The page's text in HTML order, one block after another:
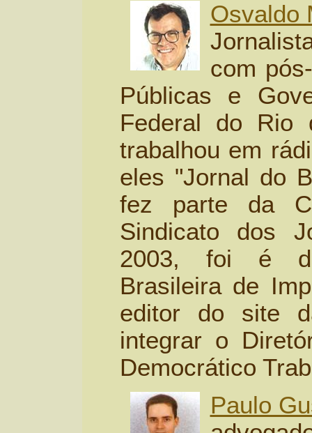
Osvaldo
com
Públicas e
Federal do Rio
trabalhou em
eles "Jornal do
fez parte da
Sindicato dos
2003, foi é
Brasileira de
editor do site
integrar o
Democrático
Paulo